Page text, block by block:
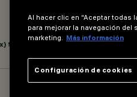
98
Al hacer clic en “Aceptar todas
para mejorar la navegación
marketing. Más información
Configuración de cookies